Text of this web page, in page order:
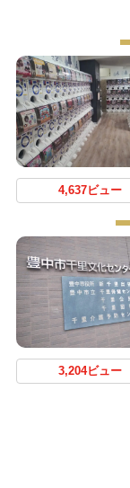
4,637ビュー
3,204ビュー